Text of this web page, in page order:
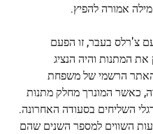
אמורה להפיץ.
צ'רלס בעבר, זו הפעם
המתנות והיה הנציג
האתר הרשמי של משפחת
לשנת 600 לספירה, כאשר המונרך מחלק מתנות
השליחים בסעודה האחרונה.
השווים למספר השנים שהם